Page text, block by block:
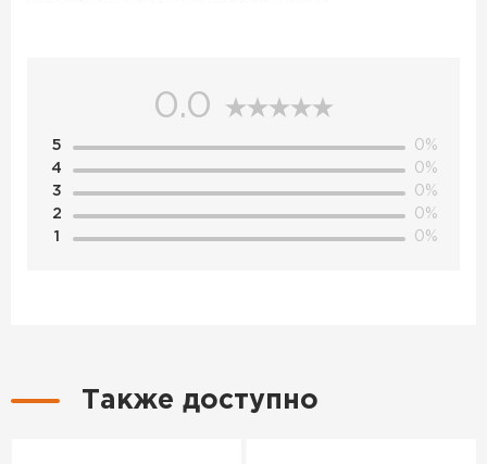
0.0
5
0%
4
0%
3
0%
2
0%
1
0%
Также доступно